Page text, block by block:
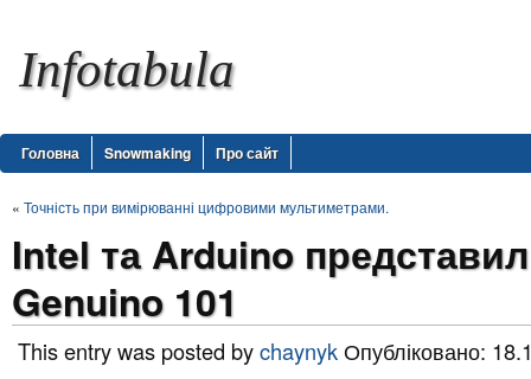
Infotabula
Головна Snowmaking Про сайт
« Точність при вимірюванні цифровими мультиметрами.
Intel та Arduino
Genuino 101
This entry was posted bychaynykОпубліковано: